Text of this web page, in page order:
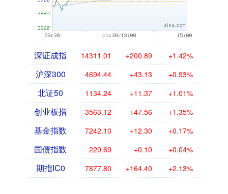
深证成指 14311.01 +200.89 +1.42%
沪深300 4694.44 +43.13 +0.93%
北证50 1134.24 +11.37 +1.01%
创业板指 3563.12 +47.56 +1.35%
基金指数 7242.10 +12.30 +0.17%
国债指数 229.69 +0.10 +0.04%
期指IC0 7877.80 +164.40 +2.13%